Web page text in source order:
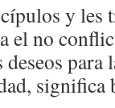
y les
el no
significa